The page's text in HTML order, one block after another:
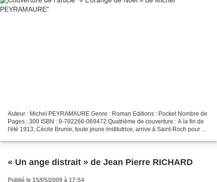
Auteur : Michel PEYRAMAURE Genre : Roman Editions : Pocket Nombre de
Pages : 300 ISBN : 9-782266-069472 Quatrième de couverture : A la fin de
l'été 1913, Cécile Brunie, toute jeune institutrice, arrive à Saint-Roch pour y
« Un ange distrait » de Jean Pierre RICHARD
Publié le 15/05/2009 à 17:54